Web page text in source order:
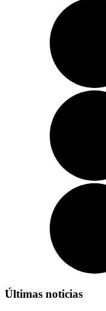
Últimas noticias